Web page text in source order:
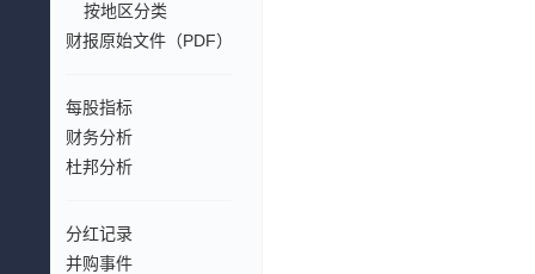
按地区分类
财报原始文件（PDF）
每股指标
财务分析
杜邦分析
分红记录
并购事件